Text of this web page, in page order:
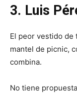
3. Luis
El peor vestido de
mantel de picnic,
combina.
No tiene